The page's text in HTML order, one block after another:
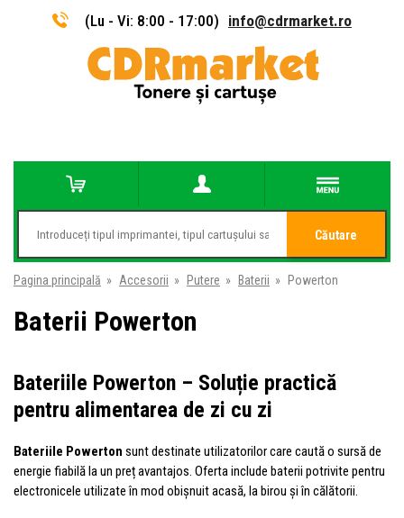
(Lu - Vi: 8:00 - 17:00) info@cdrmarket.ro
Căutare
Pagina principală » Accesorii » Putere » Baterii » Powerton
Baterii Powerton
Bateriile Powerton – Soluție practică
pentru alimentarea de zi cu zi
Bateriile Powerton sunt destinate utilizatorilor care caută o sursă de
energie fiabilă la un preț avantajos. Oferta include baterii potrivite pentru
electronicele utilizate în mod obișnuit acasă, la birou și în călătorii.